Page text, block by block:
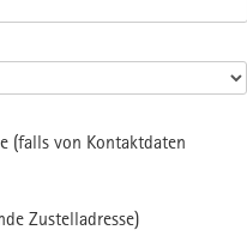
(falls von Kontaktdaten
Zustelladresse)